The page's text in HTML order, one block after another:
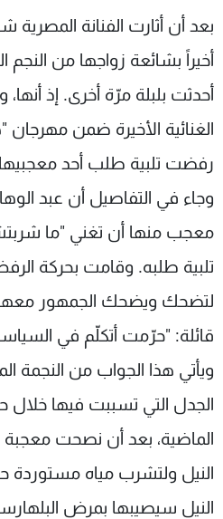
بعد أن أثارت الفنانة
أخيراً بشائعة زواجها من
أحدثت بلبلة مرّة أخرى. إذ أنها،
الغنائية الأخيرة ضمن مهرجان
رفضت تلبية طلب أحد
وجاء في التفاصيل أن عبد
معجب منها أن تغني "ما
تلبية طلبه. وقامت بحركة
لتضحك ويضحك الجمهور
قائلة: "حرّمت أتكلّم في
ويأتي هذا الجواب من النجمة
الجدل التي تسببت فيها خلال
الماضية، بعد أن نصحت معجبة
النيل ولتشرب مياه مستوردة
النيل سيصيبها بمرض
شاهد البرامج
الترددات
عن MTV
الإنـتـاج
لاعلاناتكم
وظائف
تواصل
شروط
سياسة